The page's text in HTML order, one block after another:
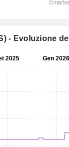
- Evoluzione